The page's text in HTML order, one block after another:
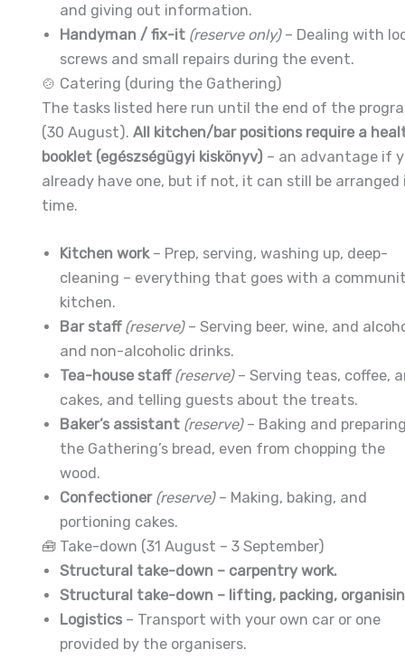
and giving out information.
Handyman / fix-it (reserve only)– Dealing with
screws and small repairs during the event.
🍲 Catering (during the Gathering)
The tasks listed here run until the end of the
(30 August).All kitchen/bar positions require a
booklet (egészségügyi kiskönyv) – an advantage if
already have one, but if not, it can still be arranged
time.
Kitchen work– Prep, serving, washing up, deep-
cleaning – everything that goes with a
kitchen.
Bar staff (reserve)– Serving beer, wine, and
and non-alcoholic drinks.
Tea-house staff (reserve)– Serving teas, coffee,
cakes, and telling guests about the treats.
Baker’s assistant (reserve)– Baking and
the Gathering’s bread, even from chopping the
wood.
Confectioner (reserve)– Making, baking, and
portioning cakes.
🧰 Take-down (31 August – 3 September)
Structural take-down – carpentry work.
Structural take-down – lifting, packing,
Logistics – Transport with your own car or one
provided by the organisers.